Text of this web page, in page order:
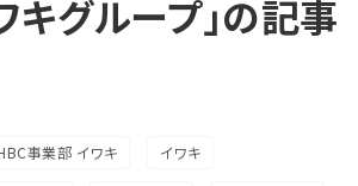
キグループ」の記事
事業部 イワキ イワキ